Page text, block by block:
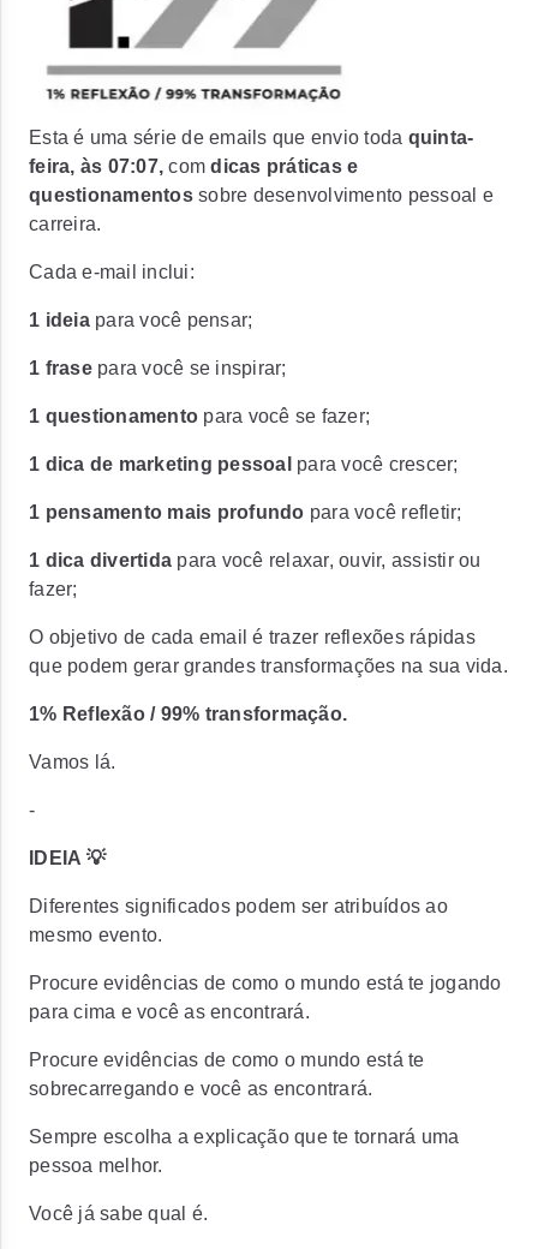
Esta é uma série de emails que envio toda quinta-
feira, às 07:07, comdicas práticas e
questionamentos sobre desenvolvimento pessoal e
carreira.
Cada e-mail inclui:
1 ideia para você pensar;
1 frase para você se inspirar;
1 questionamento para você se fazer;
1 dica de marketing pessoal para você crescer;
1 pensamento mais profundo para você refletir;
1 dica divertida para você relaxar, ouvir, assistir ou
fazer;
O objetivo de cada email é trazer reflexões rápidas
que podem gerar grandes transformações na sua vida.
1% Reflexão / 99% transformação.
Vamos lá.
-
IDEIA 💡
Diferentes significados podem ser atribuídos ao
mesmo evento.
Procure evidências de como o mundo está te jogando
para cima e você as encontrará.
Procure evidências de como o mundo está te
sobrecarregando e você as encontrará.
Sempre escolha a explicação que te tornará uma
pessoa melhor.
Você já sabe qual é.